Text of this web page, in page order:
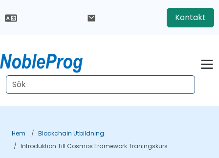
Kontakt
Hem
Blockchain Utbildning
Introduktion Till Cosmos Framework Träningskurs